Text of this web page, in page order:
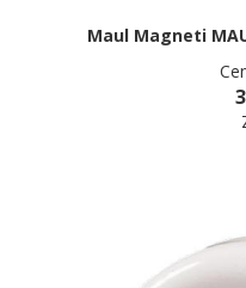
Maul Magneti